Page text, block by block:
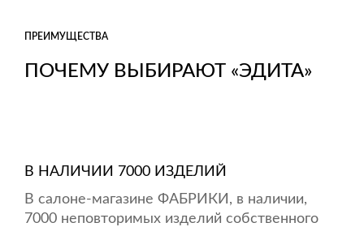
ПОЧЕМУ ВЫБИРАЮТ «ЭДИТА»
ПРЕИМУЩЕСТВА
В НАЛИЧИИ 7000 ИЗДЕЛИЙ
В салоне-магазине ФАБРИКИ, в наличии,
7000 неповторимых изделий собственного